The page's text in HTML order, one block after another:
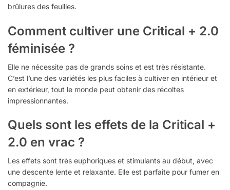
brûlures des feuilles.
Comment cultiver une Critical + 2.0
féminisée ?
Elle ne nécessite pas de grands soins et est très résistante.
C’est l’une des variétés les plus faciles à cultiver en intérieur et
en extérieur, tout le monde peut obtenir des récoltes
impressionnantes.
Quels sont les effets de la Critical +
2.0 en vrac ?
Les effets sont très euphoriques et stimulants au début, avec
une descente lente et relaxante. Elle est parfaite pour fumer en
compagnie.